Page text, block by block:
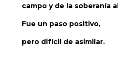
campo y de la soberanía
Fue un paso positivo,
pero difícil de asimilar.